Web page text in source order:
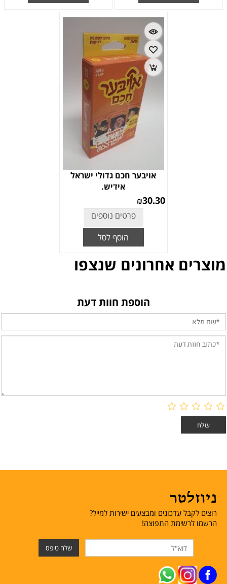
אויבער חכם גדולי ישראל
אידיש.
₪30.30
פרטים נוספים
הוסף לסל
מוצרים אחרונים שנצפו
הוספת חוות דעת
ניוזלטר
רוצים לקבל עדכונים ומבצעים ישירות למייל?
הרשמו לרשימת התפוצה!